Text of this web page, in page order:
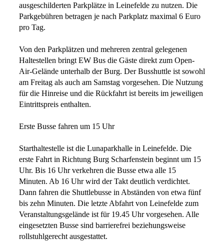
ausgeschilderten Parkplätze in Leinefelde zu nutzen. Die
Parkgebühren betragen je nach Parkplatz maximal 6 Euro
pro Tag.
Von den Parkplätzen und mehreren zentral gelegenen
Haltestellen bringt EW Bus die Gäste direkt zum Open-
Air-Gelände unterhalb der Burg. Der Busshuttle ist sowohl
am Freitag als auch am Samstag vorgesehen. Die Nutzung
für die Hinreise und die Rückfahrt ist bereits im jeweiligen
Eintrittspreis enthalten.
Erste Busse fahren um 15 Uhr
Starthaltestelle ist die Lunaparkhalle in Leinefelde. Die
erste Fahrt in Richtung Burg Scharfenstein beginnt um 15
Uhr. Bis 16 Uhr verkehren die Busse etwa alle 15
Minuten. Ab 16 Uhr wird der Takt deutlich verdichtet.
Dann fahren die Shuttlebusse in Abständen von etwa fünf
bis zehn Minuten. Die letzte Abfahrt von Leinefelde zum
Veranstaltungsgelände ist für 19.45 Uhr vorgesehen. Alle
eingesetzten Busse sind barrierefrei beziehungsweise
rollstuhlgerecht ausgestattet.